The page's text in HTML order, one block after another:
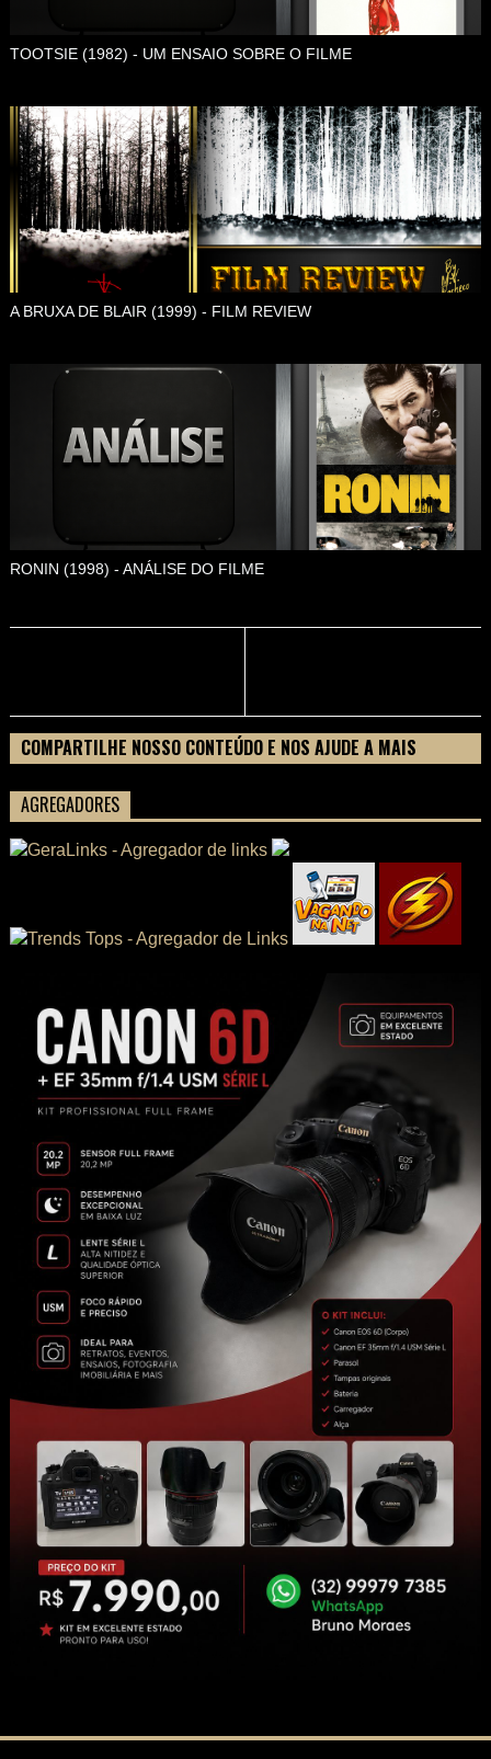
TOOTSIE (1982) - UM ENSAIO SOBRE O FILME
A BRUXA DE BLAIR (1999) - FILM REVIEW
RONIN (1998) - ANÁLISE DO FILME
COMPARTILHE NOSSO CONTEÚDO E NOS AJUDE A MAIS
AGREGADORES